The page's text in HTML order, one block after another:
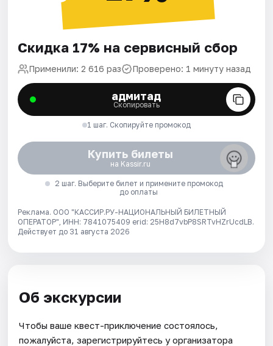
Скидка 17% на сервисный сбор
Применили: 2 616 раз Проверено: 1 минуту назад
адмитад
Скопировать
1 шаг. Скопируйте промокод
Купить билеты
на Kassir.ru
2 шаг. Выберите билет и примените промокод
до оплаты
Реклама. ООО "КАССИР.РУ-НАЦИОНАЛЬНЫЙ БИЛЕТНЫЙ
ОПЕРАТОР", ИНН: 7841075409 erid: 25H8d7vbP8SRTvHZrUcdLB.
Действует до 31 августа 2026
Об экскурсии
Чтобы ваше квест-приключение состоялось,
пожалуйста, зарегистрируйтесь у организатора